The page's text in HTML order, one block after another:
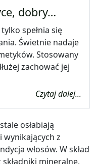
dobry…
spełnia się
Świetnie nadaje
Stosowany
zachować jej
Czytaj dalej...
osłabiają
wynikających z
włosów. W skład
składniki mineralne.